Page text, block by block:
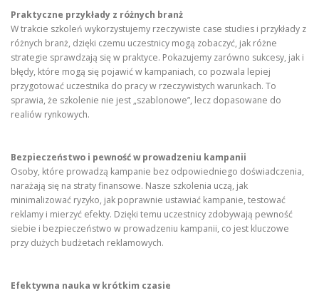
Praktyczne przykłady z różnych branż
W trakcie szkoleń wykorzystujemy rzeczywiste case studies i przykłady z
różnych branż, dzięki czemu uczestnicy mogą zobaczyć, jak różne
strategie sprawdzają się w praktyce. Pokazujemy zarówno sukcesy, jak i
błędy, które mogą się pojawić w kampaniach, co pozwala lepiej
przygotować uczestnika do pracy w rzeczywistych warunkach. To
sprawia, że szkolenie nie jest „szablonowe”, lecz dopasowane do
realiów rynkowych.
Bezpieczeństwo i pewność w prowadzeniu kampanii
Osoby, które prowadzą kampanie bez odpowiedniego doświadczenia,
narażają się na straty finansowe. Nasze szkolenia uczą, jak
minimalizować ryzyko, jak poprawnie ustawiać kampanie, testować
reklamy i mierzyć efekty. Dzięki temu uczestnicy zdobywają pewność
siebie i bezpieczeństwo w prowadzeniu kampanii, co jest kluczowe
przy dużych budżetach reklamowych.
Efektywna nauka w krótkim czasie